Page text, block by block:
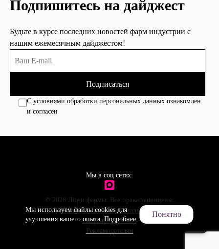
Подпишитесь на дайджест
Будьте в курсе последних новостей фарм индустрии с
нашим ежемесячным дайджестом!
Подписаться
Сусловиями обработки персональных данных ознакомлен
и согласен
Мы в соц сетях:
© 2026 Люди фармы. Все права защищены.
Политика конфиденциальности
Настройки cookies
Рекламодателям
Мы используем файлы cookies для
улучшения вашего опыта.Подробнее
Понятно